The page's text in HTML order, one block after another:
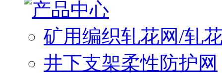
矿用编织轧花网/轧
井下支架柔性防护网